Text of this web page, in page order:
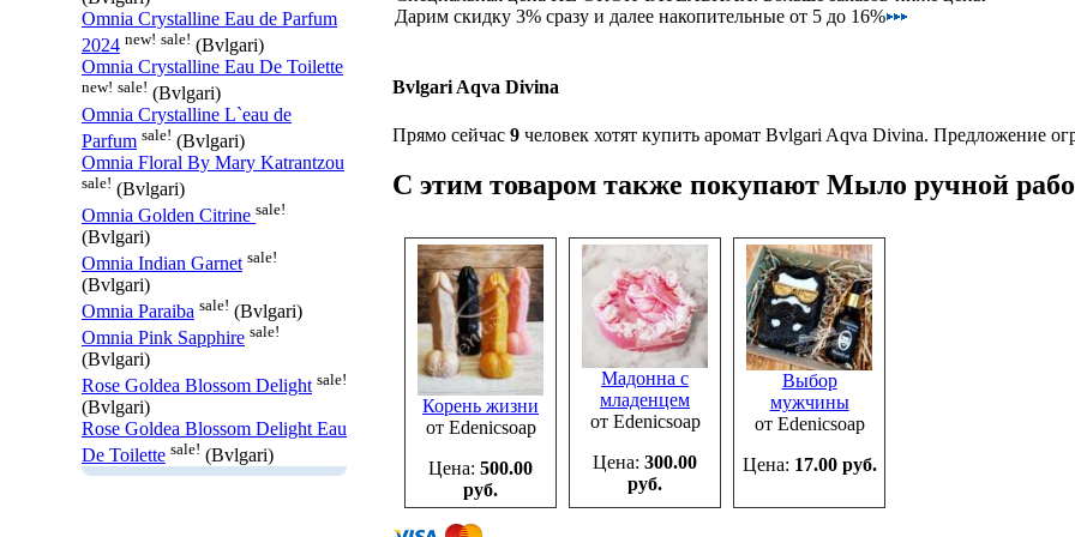
Omnia Crystalline Eau de Parfum
2024 new! sale! (Bvlgari)
Omnia Crystalline Eau De Toilette
new! sale! (Bvlgari)
Omnia Crystalline L`eau de
Parfum sale! (Bvlgari)
Omnia Floral By Mary Katrantzou
sale! (Bvlgari)
Omnia Golden Citrine sale!
(Bvlgari)
Omnia Indian Garnet sale!
(Bvlgari)
Omnia Paraiba sale! (Bvlgari)
Omnia Pink Sapphire sale!
(Bvlgari)
Rose Goldea Blossom Delight sale!
(Bvlgari)
Rose Goldea Blossom Delight Eau
De Toilette sale! (Bvlgari)
Дарим скидку 3% сразу и далее накопительные от 5 до 16%
Bvlgari Aqva Divina
Прямо сейчас 9 человек хотят купить аромат Bvlgari Aqva Divina. Предложение
С этим товаром также покупают Мыло ручной
Корень жизни
от Edenicsoap
Цена: 500.00
руб.
Мадонна с
младенцем
от Edenicsoap
Цена: 300.00
руб.
Выбор
мужчины
от Edenicsoap
Цена: 17.00 руб.